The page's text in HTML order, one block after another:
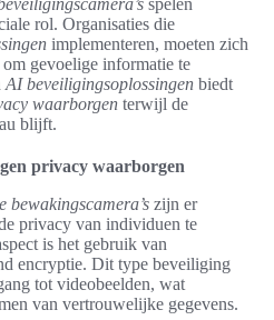
spelen
rol. Organisaties die
implementeren, moeten zich
gevoelige informatie te
AI beveiligingsoplossingen biedt
waarborgen terwijl de
blijft.
privacy waarborgen
bewakingscamera’s zijn er
privacy van individuen te
is het gebruik van
encryptie. Dit type beveiliging
tot videobeelden, wat
van vertrouwelijke gegevens.